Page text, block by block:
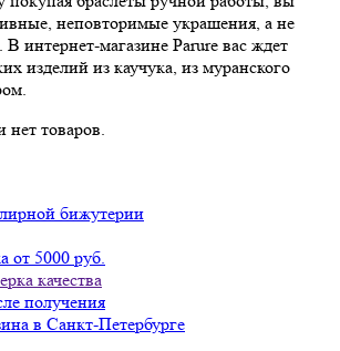
неповторимые украшения, а не
интернет-магазине Parure вас ждет
изделий из каучука, из муранского
нет товаров.
бижутерии
от 5000 руб.
качества
получения
в Санкт-Петербурге